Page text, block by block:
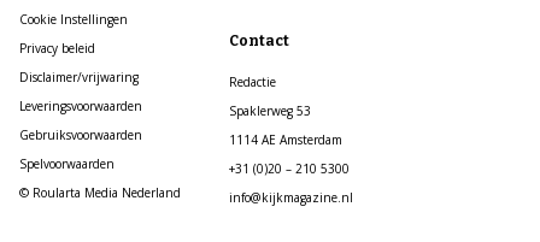
Cookie Instellingen
Privacy beleid
Disclaimer/vrijwaring
Leveringsvoorwaarden
Gebruiksvoorwaarden
Spelvoorwaarden
© Roularta Media Nederland
Contact
Redactie
Spaklerweg 53
1114 AE Amsterdam
+31 (0)20 – 210 5300
info@kijkmagazine.nl